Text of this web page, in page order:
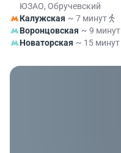
ЮЗАО, Обручевский
Калужская ~ 7 минут
Воронцовская ~ 9 минут
Новаторская ~ 15 минут